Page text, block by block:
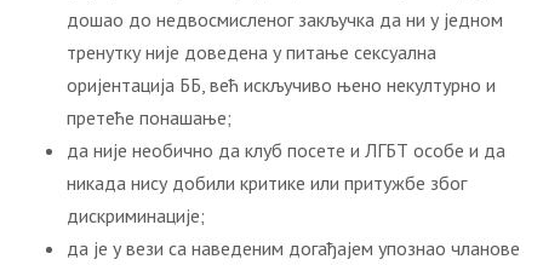
дошао до недвосмисленог закључка да ни у једном
тренутку није доведена у питање сексуална
оријентација ББ, већ искључиво њено некултурно и
претеће понашање;
да није необично да клуб посете и ЛГБТ особе и да
никада нису добили критике или притужбе због
дискриминације;
да је у вези са наведеним догађајем упознао чланове